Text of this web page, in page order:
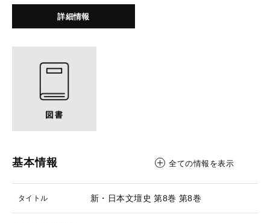
詳細情報
基本情報 全ての情報を表示
タイトル 新・日本文壇史 第8巻 第8巻